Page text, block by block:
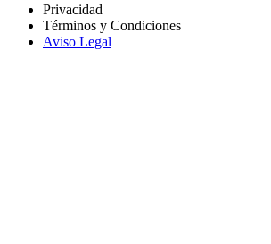
Privacidad
Términos y Condiciones
Aviso Legal